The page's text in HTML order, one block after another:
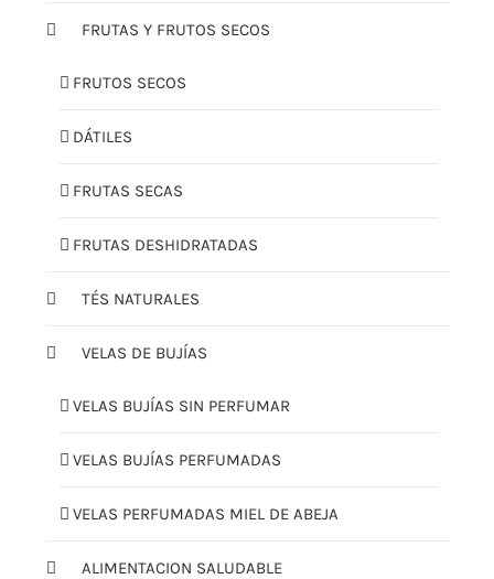
FRUTAS Y FRUTOS SECOS
FRUTOS SECOS
DÁTILES
FRUTAS SECAS
FRUTAS DESHIDRATADAS
TÉS NATURALES
VELAS DE BUJÍAS
VELAS BUJÍAS SIN PERFUMAR
VELAS BUJÍAS PERFUMADAS
VELAS PERFUMADAS MIEL DE ABEJA
ALIMENTACION SALUDABLE